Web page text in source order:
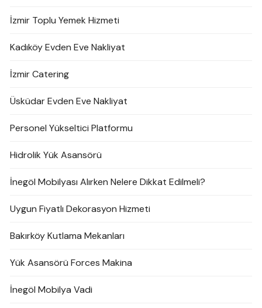
İzmir Toplu Yemek Hizmeti
Kadıköy Evden Eve Nakliyat
İzmir Catering
Üsküdar Evden Eve Nakliyat
Personel Yükseltici Platformu
Hidrolik Yük Asansörü
İnegöl Mobilyası Alırken Nelere Dikkat Edilmeli?
Uygun Fiyatlı Dekorasyon Hizmeti
Bakırköy Kutlama Mekanları
Yük Asansörü Forces Makina
İnegöl Mobilya Vadi